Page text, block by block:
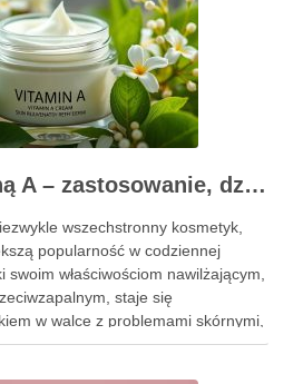
Maść z witaminą A – zastosowanie, działanie i bezpieczeństwo stosowania
wszechstronny kosmetyk,
popularność w codziennej
swoim właściwościom nawilżającym,
staje się
w walce z problemami skórnymi,
czy podrażnienia. Jej działanie